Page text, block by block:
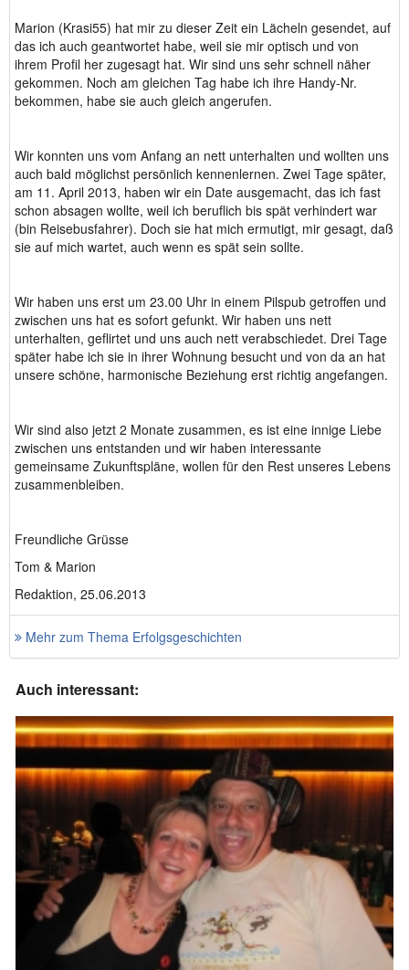
Marion (Krasi55) hat mir zu dieser Zeit ein Lächeln gesendet, auf
das ich auch geantwortet habe, weil sie mir optisch und von
ihrem Profil her zugesagt hat. Wir sind uns sehr schnell näher
gekommen. Noch am gleichen Tag habe ich ihre Handy-Nr.
bekommen, habe sie auch gleich angerufen.
Wir konnten uns vom Anfang an nett unterhalten und wollten uns
auch bald möglichst persönlich kennenlernen. Zwei Tage später,
am 11. April 2013, haben wir ein Date ausgemacht, das ich fast
schon absagen wollte, weil ich beruflich bis spät verhindert war
(bin Reisebusfahrer). Doch sie hat mich ermutigt, mir gesagt, daß
sie auf mich wartet, auch wenn es spät sein sollte.
Wir haben uns erst um 23.00 Uhr in einem Pilspub getroffen und
zwischen uns hat es sofort gefunkt. Wir haben uns nett
unterhalten, geflirtet und uns auch nett verabschiedet. Drei Tage
später habe ich sie in ihrer Wohnung besucht und von da an hat
unsere schöne, harmonische Beziehung erst richtig angefangen.
Wir sind also jetzt 2 Monate zusammen, es ist eine innige Liebe
zwischen uns entstanden und wir haben interessante
gemeinsame Zukunftspläne, wollen für den Rest unseres Lebens
zusammenbleiben.
Freundliche Grüsse
Tom & Marion
Redaktion, 25.06.2013
Mehr zum Thema Erfolgsgeschichten
Auch interessant: